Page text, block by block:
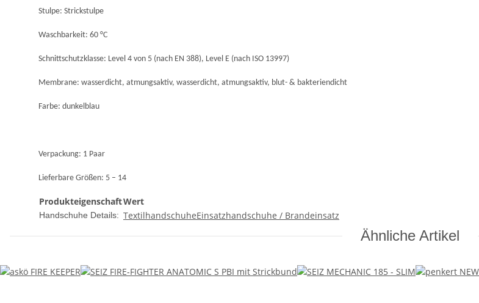
Stulpe: Strickstulpe
Waschbarkeit: 60 °C
Schnittschutzklasse: Level 4 von 5 (nach EN 388), Level E (nach ISO 13997)
Membrane: wasserdicht, atmungsaktiv, wasserdicht, atmungsaktiv, blut- & bakteriendicht
Farbe: dunkelblau
Verpackung: 1 Paar
Lieferbare Größen: 5 – 14
ProdukteigenschaftWert
Handschuhe Details: TextilhandschuheEinsatzhandschuhe / Brandeinsatz
Ähnliche Artikel